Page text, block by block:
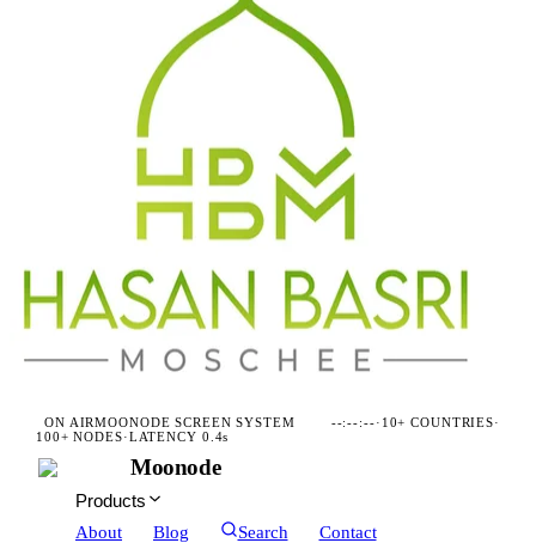
ON AIRMOONODE SCREEN SYSTEM --:--:--· 10+ COUNTRIES·
100+ NODES·LATENCY 0.4s
Moonode
Products
About
Blog Search Contact